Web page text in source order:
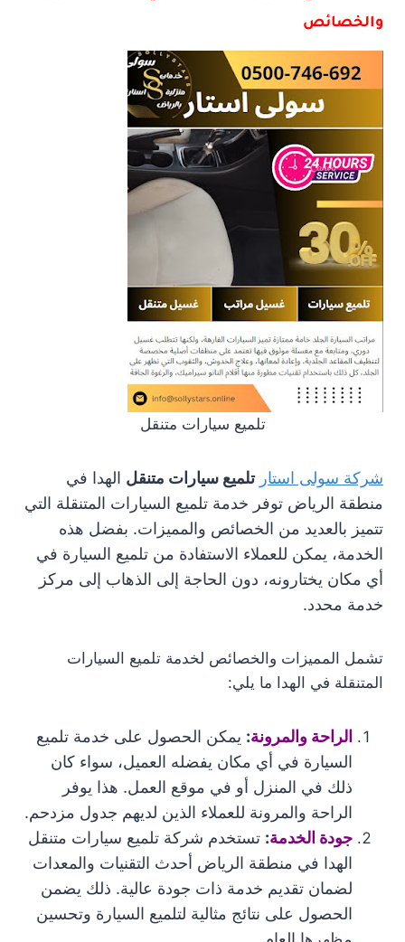
والخصائص
تلميع سيارات متنقل
شركة سولى استار تلميع سيارات متنقل الهدا في
منطقة الرياض توفر خدمة تلميع السيارات المتنقلة التي
تتميز بالعديد من الخصائص والمميزات. بفضل هذه
الخدمة، يمكن للعملاء الاستفادة من تلميع السيارة في
أي مكان يختارونه، دون الحاجة إلى الذهاب إلى مركز
خدمة محدد.
تشمل المميزات والخصائص لخدمة تلميع السيارات
المتنقلة في الهدا ما يلي:
الراحة والمرونة: يمكن الحصول على خدمة تلميع
السيارة في أي مكان يفضله العميل، سواء كان
ذلك في المنزل أو في موقع العمل. هذا يوفر
الراحة والمرونة للعملاء الذين لديهم جدول مزدحم.
جودة الخدمة: تستخدم شركة تلميع سيارات متنقل
الهدا في منطقة الرياض أحدث التقنيات والمعدات
لضمان تقديم خدمة ذات جودة عالية. ذلك يضمن
الحصول على نتائج مثالية لتلميع السيارة وتحسين